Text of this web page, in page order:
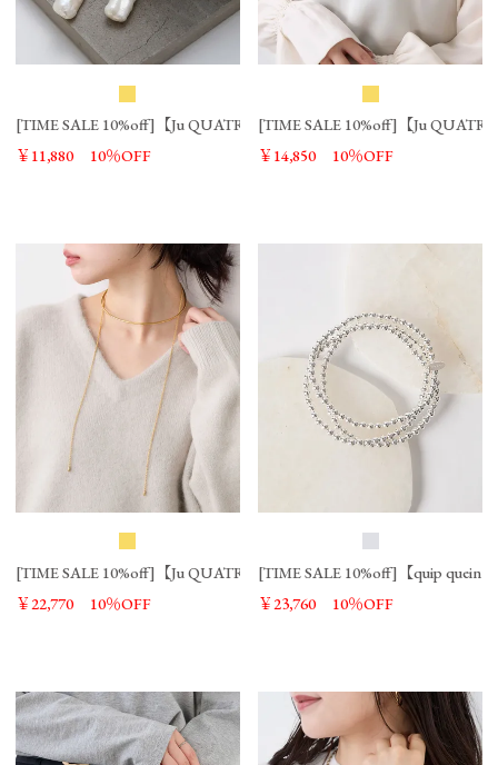
[TIME SALE 10%off]【Ju QUATRE】パールロングチェーンピアス/
￥11,880
10％OFF
[TIME SALE 10%off]【Ju
￥14,850
10％OFF
[TIME SALE 10%off]【Ju QUATRE】ロングチェーンチョーカー/
￥22,770
10％OFF
[TIME SALE 10%off]【quip queint
￥23,760
10％OFF